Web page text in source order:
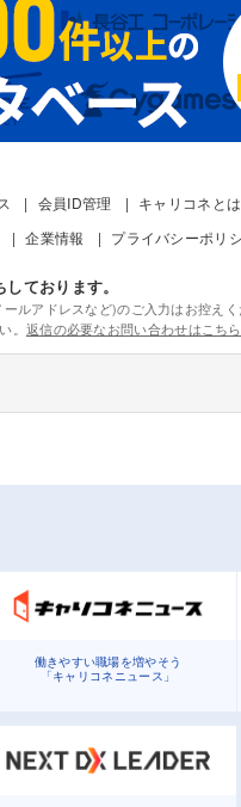
会員ID管理 キャリコネとは
企業情報 プライバシーポリ
ております。
ルアドレスなど)のご入力はお控えく
。 返信の必要なお問い合わせはこちら
働きやすい職場を増やそう
「キャリコネニュース」